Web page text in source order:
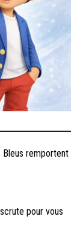
Bleus remportent
pour vous